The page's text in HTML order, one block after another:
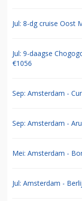
Jul: 8-dg cruise Oost
Jul: 9-daagse
€1056
Sep: Amsterdam -
Sep: Amsterdam -
Mei: Amsterdam -
Jul: Amsterdam -